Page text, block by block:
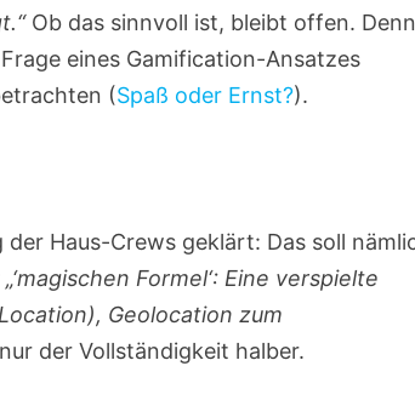
Ob das sinnvoll ist, bleibt offen. Denn
eines Gamification-Ansatzes
(Spaß oder Ernst?).
Haus-Crews geklärt: Das soll
„‘magischen Formel‘: Eine verspielte
Geolocation zum
der Vollständigkeit halber.